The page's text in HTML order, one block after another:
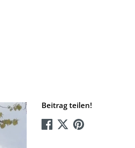
Beitrag teilen!